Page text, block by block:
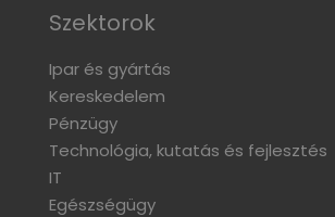
Szektorok
Ipar és gyártás
Kereskedelem
Pénzügy
Technológia, kutatás és fejlesztés
IT
Egészségügy